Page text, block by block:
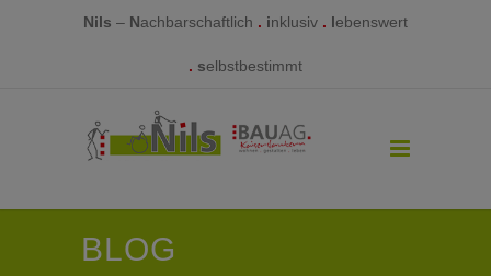
Nils – Nachbarschaftlich . inklusiv . lebenswert
. selbstbestimmt
BLOG